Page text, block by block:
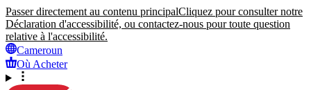
Passer directement au contenu principalCliquez pour consulter notre
Déclaration d'accessibilité, ou contactez-nous pour toute question
relative à l'accessibilité.
Cameroun
Où Acheter